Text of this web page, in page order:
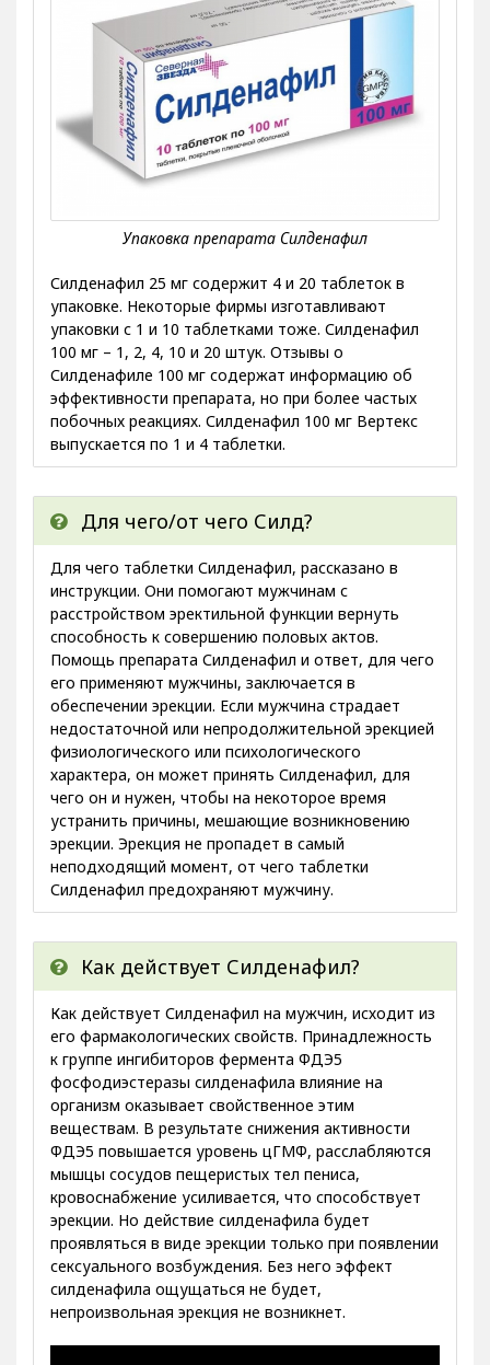
Силденафил 25 мг содержит 4 и 20 таблеток в
упаковке. Некоторые фирмы изготавливают
упаковки с 1 и 10 таблетками тоже. Силденафил
100 мг – 1, 2, 4, 10 и 20 штук. Отзывы о
Силденафиле 100 мг содержат информацию об
эффективности препарата, но при более частых
побочных реакциях. Силденафил 100 мг Вертекс
выпускается по 1 и 4 таблетки.
Для чего/от чего Силд?
Для чего таблетки Силденафил, рассказано в
инструкции. Они помогают мужчинам с
расстройством эректильной функции вернуть
способность к совершению половых актов.
Помощь препарата Силденафил и ответ, для чего
его применяют мужчины, заключается в
обеспечении эрекции. Если мужчина страдает
недостаточной или непродолжительной эрекцией
физиологического или психологического
характера, он может принять Силденафил, для
чего он и нужен, чтобы на некоторое время
устранить причины, мешающие возникновению
эрекции. Эрекция не пропадет в самый
неподходящий момент, от чего таблетки
Силденафил предохраняют мужчину.
Как действует Силденафил?
Как действует Силденафил на мужчин, исходит из
его фармакологических свойств. Принадлежность
к группе ингибиторов фермента ФДЭ5
фосфодиэстеразы силденафила влияние на
организм оказывает свойственное этим
веществам. В результате снижения активности
ФДЭ5 повышается уровень цГМФ, расслабляются
мышцы сосудов пещеристых тел пениса,
кровоснабжение усиливается, что способствует
эрекции. Но действие силденафила будет
проявляться в виде эрекции только при появлении
сексуального возбуждения. Без него эффект
силденафила ощущаться не будет,
непроизвольная эрекция не возникнет.